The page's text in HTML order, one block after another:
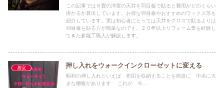
この記事では８畳の洋室の天井を羽目板で貼ると費用がどのくらい
掛かるか算出しています。お得な羽目板やおすすめのワックス等も
紹介しています。実は初心者にとっては天井をクロスで貼るよりは
羽目板を貼る方が簡単なのです。２０年以上リフォーム業を経験し
てきた多能工職人が解説します。
居室 押し入れをウォークインクローゼットに変える
昭和の押し入れといえば 布団を収納することを前提に 中央に大
きな棚板があります これが 今...